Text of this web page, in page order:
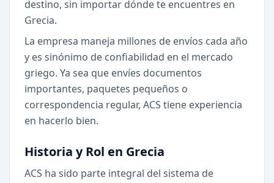
destino, sin importar dónde te encuentres en
Grecia.
La empresa maneja millones de envíos cada año
y es sinónimo de confiabilidad en el mercado
griego. Ya sea que envíes documentos
importantes, paquetes pequeños o
correspondencia regular, ACS tiene experiencia
en hacerlo bien.
Historia y Rol en Grecia
ACS ha sido parte integral del sistema de